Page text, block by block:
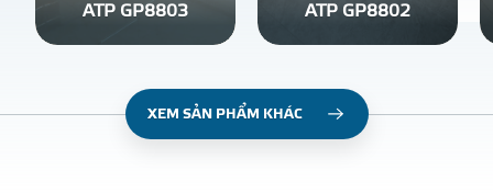
ATP GP8803 ATP GP8802
XEM SẢN PHẨM KHÁC